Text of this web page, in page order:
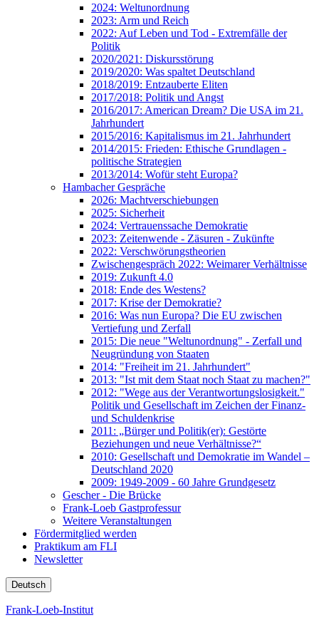
2024: Weltunordnung
2023: Arm und Reich
2022: Auf Leben und Tod - Extremfälle der
Politik
2020/2021: Diskursstörung
2019/2020: Was spaltet Deutschland
2018/2019: Entzauberte Eliten
2017/2018: Politik und Angst
2016/2017: American Dream? Die USA im 21.
Jahrhundert
2015/2016: Kapitalismus im 21. Jahrhundert
2014/2015: Frieden: Ethische Grundlagen -
politische Strategien
2013/2014: Wofür steht Europa?
Hambacher Gespräche
2026: Machtverschiebungen
2025: Sicherheit
2024: Vertrauenssache Demokratie
2023: Zeitenwende - Zäsuren - Zukünfte
2022: Verschwörungstheorien
Zwischengespräch 2022: Weimarer Verhältnisse
2019: Zukunft 4.0
2018: Ende des Westens?
2017: Krise der Demokratie?
2016: Was nun Europa? Die EU zwischen
Vertiefung und Zerfall
2015: Die neue "Weltunordnung" - Zerfall und
Neugründung von Staaten
2014: "Freiheit im 21. Jahrhundert"
2013: "Ist mit dem Staat noch Staat zu machen?"
2012: "Wege aus der Verantwortungslosigkeit."
Politik und Gesellschaft im Zeichen der Finanz-
und Schuldenkrise
2011: „Bürger und Politik(er): Gestörte
Beziehungen und neue Verhältnisse?“
2010: Gesellschaft und Demokratie im Wandel –
Deutschland 2020
2009: 1949-2009 - 60 Jahre Grundgesetz
Gescher - Die Brücke
Frank-Loeb Gastprofessur
Weitere Veranstaltungen
Fördermitglied werden
Praktikum am FLI
Newsletter
Deutsch
Frank-Loeb-Institut